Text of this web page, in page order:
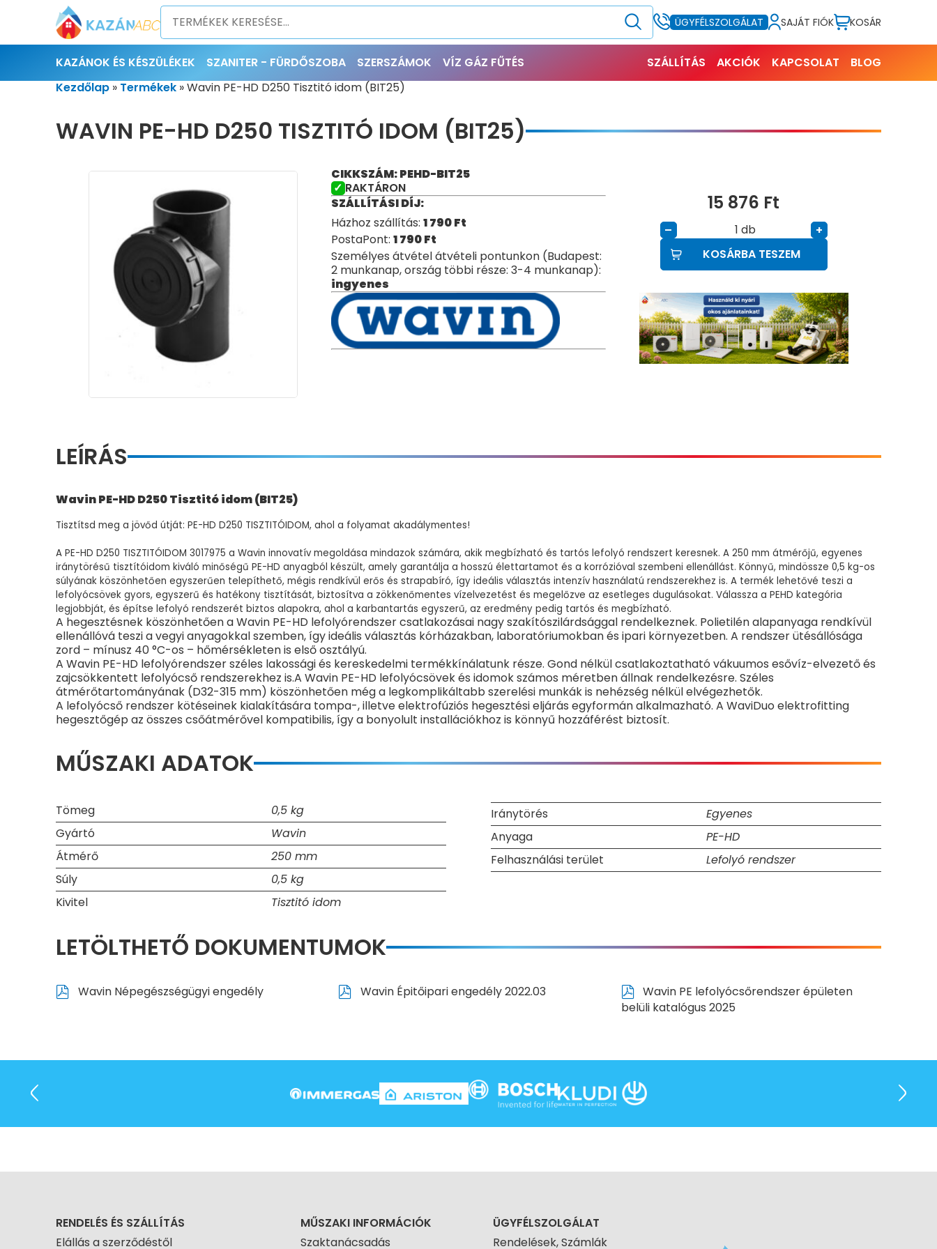
ÜGYFÉLSZOLGÁLAT SAJÁT FIÓK KOSÁR
KAZÁNOK ÉS KÉSZÜLÉKEK SZANITER - FÜRDŐSZOBA SZERSZÁMOK VÍZ GÁZ FŰTÉS SZÁLLÍTÁS AKCIÓK KAPCSOLAT
BLOG
Kezdőlap » Termékek »Wavin PE-HD D250 Tisztitó idom (BIT25)
WAVIN PE-HD D250 TISZTITÓ IDOM (BIT25)
CIKKSZÁM: PEHD-BIT25
RAKTÁRON
SZÁLLÍTÁSI DÍJ:
Házhoz szállítás: 1 790Ft
PostaPont: 1 790Ft
Személyes átvétel átvételi pontunkon (Budapest:
2 munkanap, ország többi része: 3-4 munkanap):
ingyenes
15 876 Ft
– db
+
KOSÁRBA TESZEM
LEÍRÁS
Wavin PE-HD D250 Tisztitó idom (BIT25)
Tisztítsd meg a jövőd útját: PE-HD D250 TISZTITÓIDOM, ahol a folyamat akadálymentes!
A PE-HD D250 TISZTITÓIDOM 3017975 a Wavin innovatív megoldása mindazok számára, akik megbízható és tartós lefolyó rendszert keresnek. A 250 mm átmérőjű, egyenes
iránytörésű tisztítóidom kiváló minőségű PE-HD anyagból készült, amely garantálja a hosszú élettartamot és a korrózióval szembeni ellenállást. Könnyű, mindössze 0,5 kg-os
súlyának köszönhetően egyszerűen telepíthető, mégis rendkívül erős és strapabíró, így ideális választás intenzív használatú rendszerekhez is. A termék lehetővé teszi a
lefolyócsövek gyors, egyszerű és hatékony tisztítását, biztosítva a zökkenőmentes vízelvezetést és megelőzve az esetleges dugulásokat. Válassza a PEHD kategória
legjobbját, és építse lefolyó rendszerét biztos alapokra, ahol a karbantartás egyszerű, az eredmény pedig tartós és megbízható.
A hegesztésnek köszönhetően a Wavin PE-HD lefolyórendszer csatlakozásai nagy szakítószilárdsággal rendelkeznek. Polietilén alapanyaga rendkívül
ellenállóvá teszi a vegyi anyagokkal szemben, így ideális választás kórházakban, laboratóriumokban és ipari környezetben. A rendszer ütésállósága
zord – mínusz 40 °C-os – hőmérsékleten is első osztályú.
A Wavin PE-HD lefolyórendszer széles lakossági és kereskedelmi termékkínálatunk része. Gond nélkül csatlakoztatható vákuumos esővíz-elvezető és
zajcsökkentett lefolyócső rendszerekhez is.A Wavin PE-HD lefolyócsövek és idomok számos méretben állnak rendelkezésre. Széles
átmérőtartományának (D32-315 mm) köszönhetően még a legkomplikáltabb szerelési munkák is nehézség nélkül elvégezhetők.
A lefolyócső rendszer kötéseinek kialakítására tompa-, illetve elektrofúziós hegesztési eljárás egyformán alkalmazható. A WaviDuo elektrofitting
hegesztőgép az összes csőátmérővel kompatibilis, így a bonyolult installációkhoz is könnyű hozzáférést biztosít.
MŰSZAKI ADATOK
Tömeg
0,5 kg
Gyártó
Wavin
Átmérő
250 mm
Súly
0,5 kg
Kivitel
Tisztitó idom
Iránytörés
Egyenes
Anyaga
PE-HD
Felhasználási terület
Lefolyó rendszer
LETÖLTHETŐ DOKUMENTUMOK
Wavin Népegészségügyi engedély Wavin Épitőipari engedély 2022.03
Wavin PE lefolyócsőrendszer épületen
belüli katalógus 2025
RENDELÉS ÉS SZÁLLÍTÁS
Elállás a szerződéstől
MŰSZAKI INFORMÁCIÓK
Szaktanácsadás
ÜGYFÉLSZOLGÁLAT
Rendelések, Számlák